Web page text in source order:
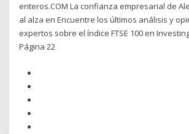
enteros.COM La confianza empresarial de
al alza en Encuentre los últimos análisis y
expertos sobre el índice FTSE 100 en
Página 22